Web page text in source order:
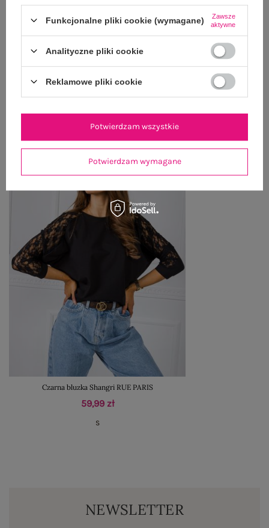
WYSYŁKA I DOSTAWA
ZWROTY I REKLAMACJE
OSTATNIO OGLĄDANE
Zobacz wszystko
Czarna bluzka Shangri RUE PARIS
59,99 zł
S
NEWSLETTER
Funkcjonalne pliki cookie (wymagane)
Zawsze
aktywne
Analityczne pliki cookie
Reklamowe pliki cookie
Potwierdzam wymagane
Potwierdzam wszystkie